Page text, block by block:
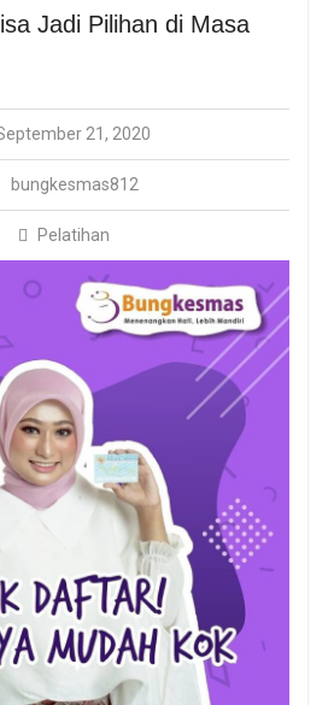
Adakan
Jadi Pilihan di Masa
21, 2020
bungkesmas812
Pelatihan